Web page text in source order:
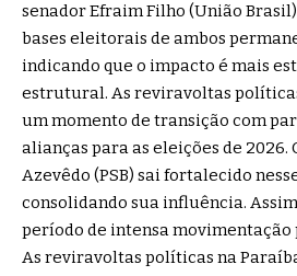
senador Efraim Filho (União
bases eleitorais de ambos
indicando que o impacto é mais
estrutural. As reviravoltas
um momento de transição com
alianças para as eleições de 2026.
Azevêdo (PSB) sai fortalecido
consolidando sua influência.
período de intensa movimentação
As reviravoltas políticas na